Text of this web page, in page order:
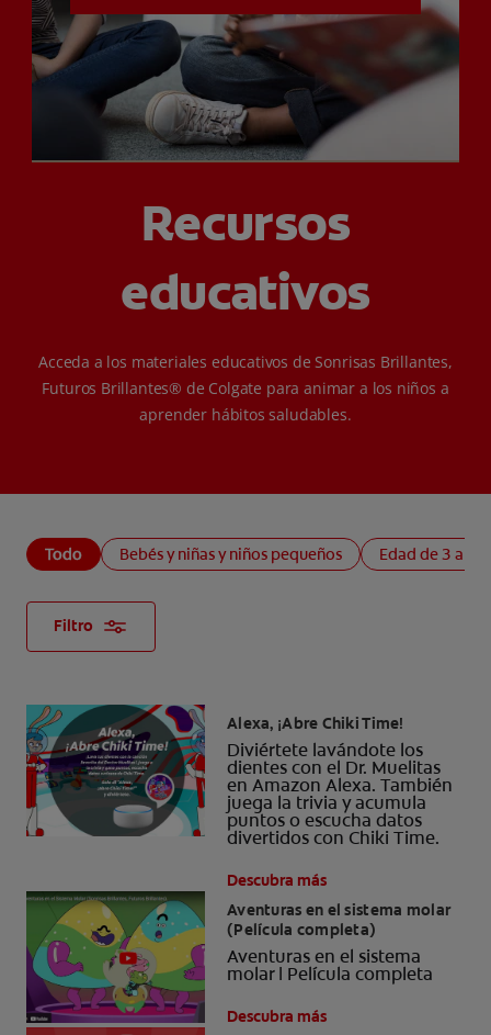
CHEQUEO DE SALUD BUCAL
CORRESPONDENCIA DE PRODUCTOS
Recursos
educativos
Acceda a los materiales educativos de Sonrisas Brillantes,
Futuros Brillantes® de Colgate para animar a los niños a
aprender hábitos saludables.
Todo Bebés y niñas y niños pequeños Edad de 3 a 4
Filtro
Alexa, ¡Abre Chiki Time!
Diviértete lavándote los
dientes con el Dr. Muelitas
en Amazon Alexa. También
juega la trivia y acumula
puntos o escucha datos
divertidos con Chiki Time.
Descubra más
Aventuras en el sistema molar
(Película completa)
Aventuras en el sistema
molar | Película completa
Descubra más